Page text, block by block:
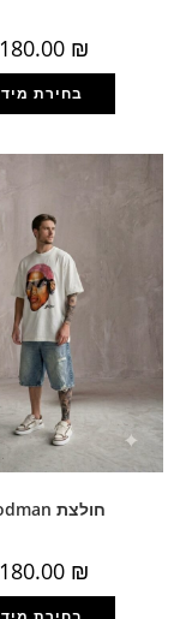
180.00 ₪
חולצת Rodman
180.00 ₪